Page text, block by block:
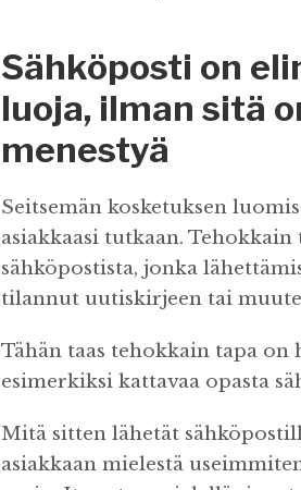
Sähköposti on
luoja, ilman sitä
menestyä
Seitsemän kosketuksen
asiakkaasi tutkaan.
sähköpostista, jonka
tilannut uutiskirjeen tai
Tähän taas tehokkain tapa
esimerkiksi kattavaa opasta
Mitä sitten lähetät
asiakkaan mielestä